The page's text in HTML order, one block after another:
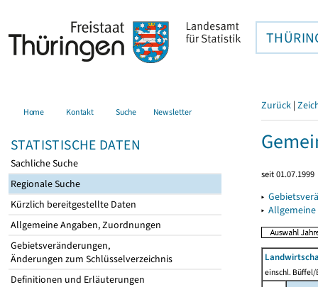
Home Kontakt Suche Newsletter
STATISTISCHE DATEN
Sachliche Suche
Regionale Suche
Kürzlich bereitgestellte Daten
Allgemeine Angaben, Zuordnungen
Gebietsveränderungen,
Änderungen zum Schlüsselverzeichnis
Definitionen und Erläuterungen
Zurück |
seit 01.07.1999
▸
▸
einschl. Büffel/